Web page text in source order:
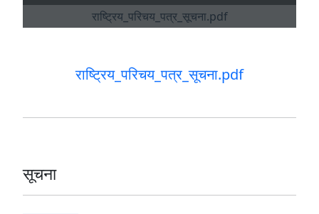
राष्ट्रिय_परिचय_पत्र_सूचना.pdf
सूचना